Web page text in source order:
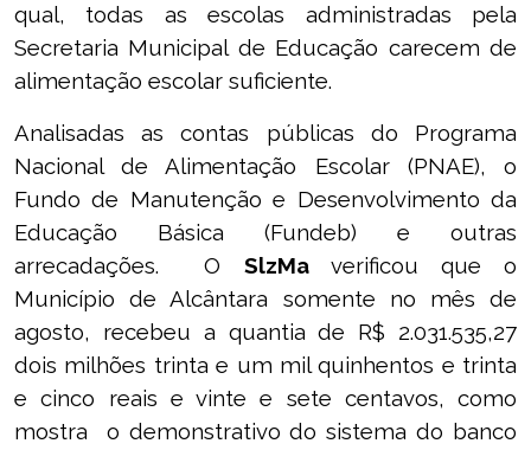
qual, todas as escolas administradas pela
Secretaria Municipal de Educação carecem de
alimentação escolar suficiente.
Analisadas as contas públicas do Programa
Nacional de Alimentação Escolar (PNAE), o
Fundo de Manutenção e Desenvolvimento da
Educação Básica (Fundeb) e outras
arrecadações. O SlzMaverificou que o
Município de Alcântara somente no mês de
agosto, recebeu a quantia de R$ 2.031.535,27
dois milhões trinta e um mil quinhentos e trinta
e cinco reais e vinte e sete centavos, como
mostra o demonstrativo do sistema do banco